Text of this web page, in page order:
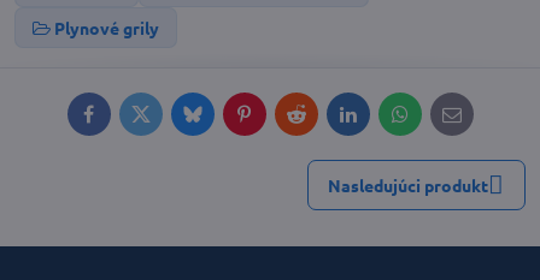
Plynové grily
FacebookTwitterBlueskyPinterestRedditLinkedInWhatsApp
E-
mail
Nasledujúci produkt